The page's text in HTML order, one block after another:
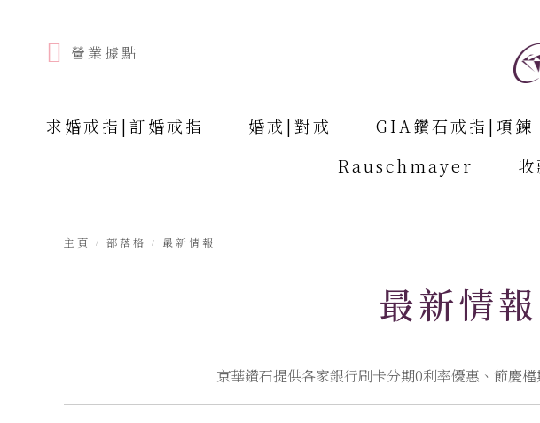
營業據點
求婚戒指|訂婚戒指 婚戒|對戒 GIA鑽石戒指|項鍊
Rauschmayer
主頁 部落格 最新情報
最新情報
京華鑽石提供各家銀行刷卡分期0利率優惠、節慶